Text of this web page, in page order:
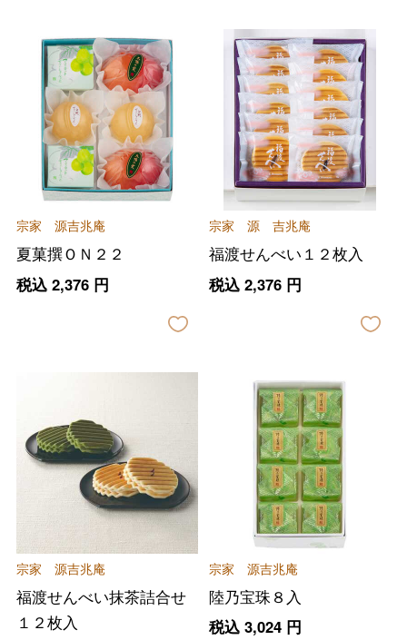
宗家 源吉兆庵
夏菓撰ＯＮ２２
税込 2,376円
宗家 源 吉兆庵
福渡せんべい１２枚入
税込 2,376円
宗家 源吉兆庵
福渡せんべい抹茶詰合せ
１２枚入
宗家 源吉兆庵
陸乃宝珠８入
税込 3,024円